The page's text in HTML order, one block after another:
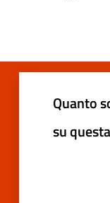
Quanto
su